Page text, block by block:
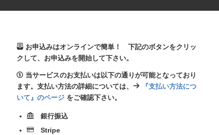
お申込みはオンラインで簡単！ 下記のボタンをクリッ
クして、お申込みを開始して下さい。
当サービスのお支払いは以下の通りが可能となっており
ます。支払い方法の詳細については、
『支払い方法につ
いて』のページをご確認下さい。
銀行振込
Stripe